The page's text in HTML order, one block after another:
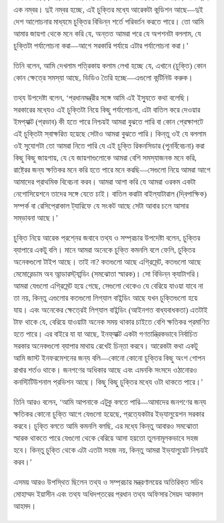
এক নম্বর। দুই নম্বর হচ্ছে, এই চুক্তির মধ্যে আরেকটা কন্ডিশন আছে—দুই
দেশ আলোচনার মাধ্যমে চুক্তির বিভিন্ন শর্তে পরিবর্তন করতে পারে। তো আমি
আমার জায়গা থেকে মনে করি যে, অন্তত আমরা পরে যে অপশনটা বললাম, যে
চুক্তিটা পর্যালোচনা করা—আগে সরকারি পর্যায়ে এটার পর্যালোচনা করা।’
তিনি বলেন, আমি দেখলাম পত্রিকায় কলাম লেখা হচ্ছে যে, এখানে (চুক্তি) কোন
কোন ক্ষেত্রে সমস্যা আছে, ভিডিও তৈরি হচ্ছে—এগুলো কন্টিনিউ করুক।
তথ্য উপদেষ্টা বলেন, ‘প্রধানমন্ত্রীর সঙ্গে আমি এই ইস্যুতে কথা বলেছি।
সরকারের মধ্যেও এই চুক্তিটা নিয়ে কিছু পর্যালোচনা, এটা বাতিল করে দেওয়ার
ইমপ্যাক্ট (প্রভাব) কী হতে পারে নিশ্চয়ই আমরা বুঝতে পারি বা কোন প্রেক্ষাপটে
এই চুক্তিটা স্বাক্ষরিত হয়েছে সেটাও আমরা বুঝতে পারি। কিন্তু ওই যে বললাম
ওই সুযোগটা তো আমরা নিতে পারি যে এই চুক্তি রিকনসিডার (পুনর্বিবেচনা) করা
কিছু কিছু জায়গায়, যে যে জায়গাগুলোকে আমরা বেশি সমস্যাজনক মনে করি,
রাষ্ট্রের জন্য ক্ষতিকর মনে করি হতে পারে মনে করছি—সেগুলো নিয়ে আমরা আগে
আমাদের প্রাথমিক বিবেচনা করব। আমরা আশা করি যে আমরা ওরকম একটা
নেগোসিয়েশনে তাদের সঙ্গে যেতে চাই। বাতিল করাটা বাইল্যাটারাল (দ্বিপাক্ষিক)
সম্পর্ক বা রেসিপ্রোকাল ট্যারিফে যে সংকট আছে সেটা আবার চলে আসার
সম্ভাবনা আছে।’
চুক্তি নিয়ে আরেক প্রশ্নের জবাবে তথ্য ও সম্প্রচার উপদেষ্টা বলেন, চুক্তির
ব্যাপারে একটু বলি। মানে আমরা অনেকে চুক্তি কমনলি বলে ফেলি, চুক্তির
অনেকগুলো টাইপ আছে। তাই না? কতগুলো আছে এগ্রিমেন্ট, কতগুলো আছে
মেমোরেন্ডাম অব আন্ডারস্ট্যান্ডিং (সমঝোতা স্মারক)। সো বিভিন্ন ক্যাটাগরি।
আমরা যেগুলো এগ্রিমেন্ট হয়ে গেছে, সেগুলো থেকেও যে বেরিয়ে যাওয়া যাবে না
তা নয়, কিন্তু এগুলোর কতগুলো লিগ্যাল বাইন্ডিং আছে যখন চুক্তিগুলো হয়ে
যায়। এবং অনেকের ক্ষেত্রেই লিগ্যাল বাইন্ডিং (আইনগত বাধ্যবাধকতা) এতটাই
টাফ থাকে যে, বেরিয়ে যাওয়াটা অনেক সময় থাকার চাইতে বেশি ক্ষতিকর প্রমাণিত
হতে পারে। এর বাইরে যা যা আছে, ইনফ্যাক্ট একটা গণতান্ত্রিকভাবে নির্বাচিত
সরকার অনেকগুলো ব্যাপার মাথায় রেখেই চিন্তা করবে। আরেকটা কথা একটু
আমি জাস্ট ইনফরমেশনের জন্য বলি—কোনো কোনো চুক্তির কিছু অংশ গোপন
রাখার শর্তও থাকে। জনগণের অধিকার আছে এবং এমনকি সংসদে ওঠানোরও
কনস্টিটিউশনাল প্রভিশন আছে। কিছু কিছু চুক্তির মধ্যে ওটা থাকতে পারে।’
তিনি আরও বলেন, ‘আমি আপনাকে এটুকু বলতে পারি—আমাদের জনগণের জন্য
ক্ষতিকর কোনো চুক্তি আগে যেগুলো হয়েছে, প্রত্যেকটার ইভ্যালুয়েশন সরকার
করবে। চুক্তি বলতে আমি কমনলি বলছি, এর মধ্যে কিন্তু আবারও সমঝোতা
স্মারক থাকতে পারে যেগুলো থেকে বেরিয়ে আসা হয়তো তুলনামূলকভাবে সহজ
হবে। কিন্তু চুক্তি থেকে এটা এতটা সহজ নয়, কিন্তু আমরা ইভ্যালুয়েট নিশ্চয়ই
করব।’
এসময় আরও উপস্থিত ছিলেন তথ্য ও সম্প্রচার মন্ত্রণালয়ের অতিরিক্ত সচিব
মোহাম্মদ ইয়াসীন এবং তথ্য অধিদপ্তরের প্রধান তথ্য অফিসার সৈয়দ আবদাল
আহমদ।